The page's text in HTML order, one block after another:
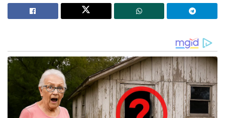
പ്രിയക്കും സാക്ഷിക്കും അരുന്ധതിക്കും സ്വർണം;
ലവ്‌ലിനയ്ക്ക് വെള്ളി
സഞ്ജുവിന്റെ സ്റ്റോറി റീ-പോസ്റ്റ് ചെയ്തുകൊണ്ട്
ഹെന്റിച്ച് ക്ലാസൻ നൽകിയ മറുപടിയാണ്
ആരാധകരുടെ കൈയടി നേടുന്നത്. “ഒരുപാട്
സ്നേഹവും ബഹുമാനവും ബഡ്ഡി. നിന്റെ കളി
കാണുന്നത് എനിക്ക് എപ്പോഴും ഇഷ്ടമാണ്. നീ നിന്റെ
ശൈലിയിൽ തന്നെ മുന്നോട്ട് പോകൂ. നമ്മൾ തമ്മിൽ